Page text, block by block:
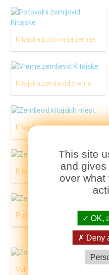
Kitajska potovanja zemljevidu
Kitajska zemljevid vreme
Kitajski mest zemljevid
Kitajskih provincah zemljevid
Puščav na Kitajskem zemljevid
Vzhodna Kitajska zemljevid
This site
and
over what
OK,
Deny